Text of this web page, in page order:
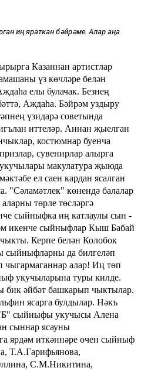
иң яраткан бәйрәме. Алар аңа
Казаннан артистлар
үз көчләре белән
елы булачак. Безнең
Аждаһа. Бәйрәм уздыру
үзидарә советында
иттеләр. Аннан җыелган
костюмнар буенча
призлар, сувенирлар алырга
макулатура җыюда
ел саен кардан ясалган
"Сәламәтлек" көнендә балалар
төрле төсләргә
сыйныфка иң катлаулы сын -
икенче сыйныфлар Кыш Бабай
Керпе белән Колобок
сыйныфларны да билгеләп
чыгармаганнар алар! Иң төп
укучыларына туры килде.
бик әйбәт башкарып чыктылар.
ясарга булдылар. Нәкъ
сыйныфы укучысы Алена
сыннар ясауны
ярдәм иткәннәре өчен сыйныф
Т.А.Гарифьянова,
С.М.Никитина,